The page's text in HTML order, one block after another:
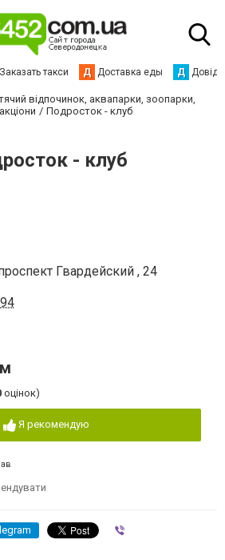
Заказать такси Д Доставка еды Д
відпочинок, аквапарки, зоопарки,
Подросток - клуб
- клуб
Гвардейский , 24
оцінок)
Я рекомендую